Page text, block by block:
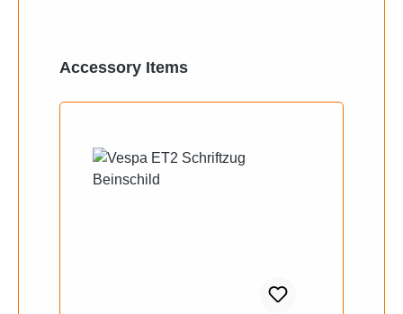
Produktgalerie überspringen
Accessory Items